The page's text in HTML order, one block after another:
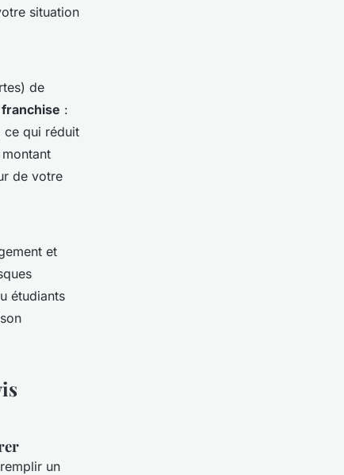
situation
de
franchise :
ce qui réduit
de votre
et
étudiants
un